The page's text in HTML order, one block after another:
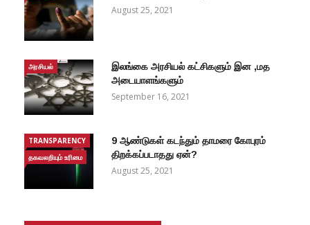
August 25, 2021
அரசியல்
இலங்கை அரசியல் கட்சிகளும் இன ,மத
அடையாளங்களும்
September 16, 2021
TRANSPARENCY
தகவலறியும் உரிமை
9 ஆண்டுகள் கடந்தும் தாமரை கோபுரம்
திறக்கப்படாதது ஏன்?
August 25, 2021